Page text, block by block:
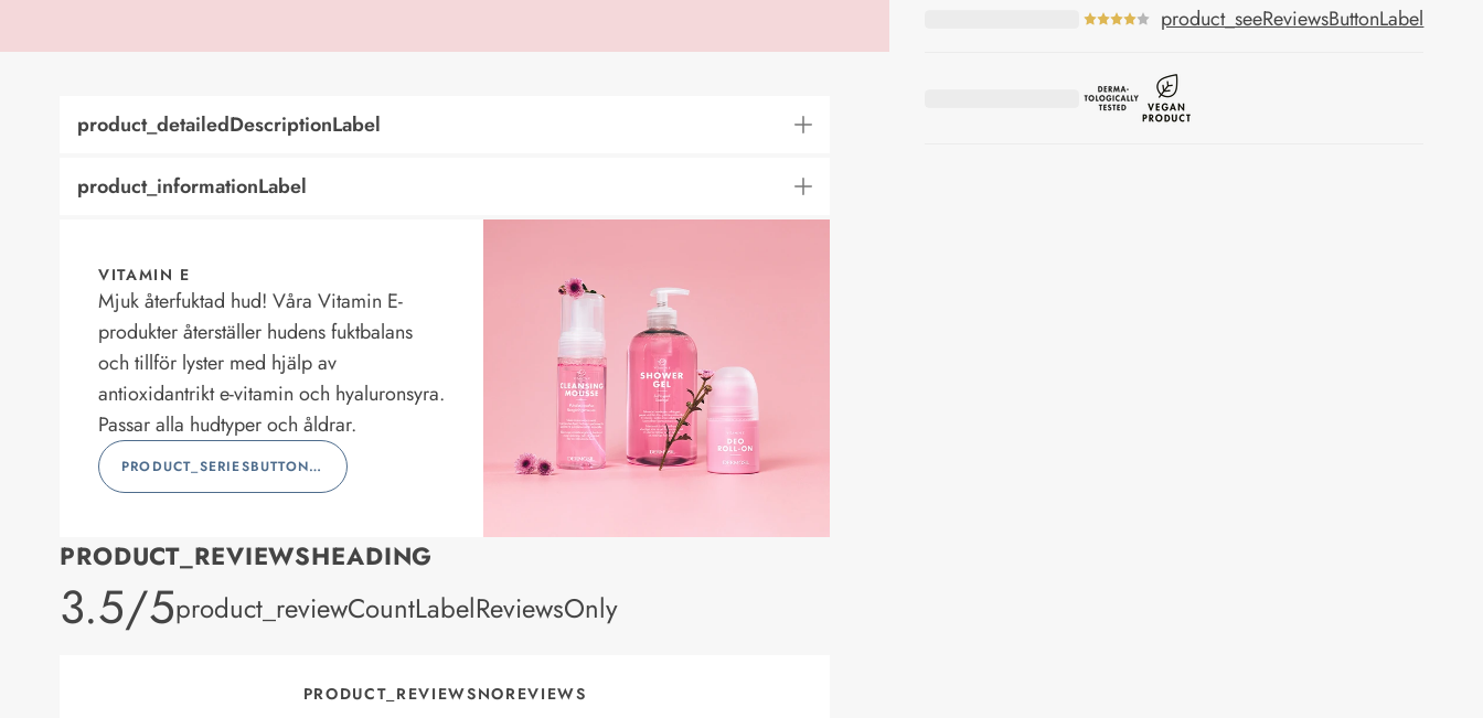
product_seeReviewsButtonLabel
product_detailedDescriptionLabel
product_informationLabel
VITAMIN E
Mjuk återfuktad hud! Våra Vitamin E-
produkter återställer hudens fuktbalans
och tillför lyster med hjälp av
antioxidantrikt e-vitamin och hyaluronsyra.
Passar alla hudtyper och åldrar.
PRODUCT_SERIESBUTTONLABEL
PRODUCT_REVIEWSHEADING
product_rating
3.5/5product_reviewCountLabelReviewsOnly
PRODUCT_REVIEWSNOREVIEWS